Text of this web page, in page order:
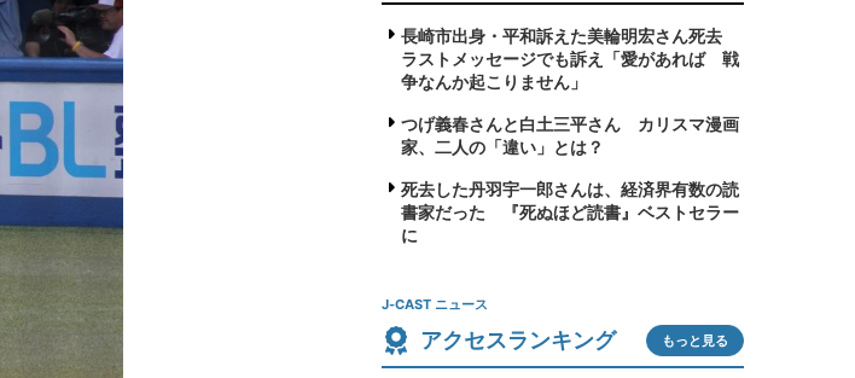
長崎市出身・平和訴えた美輪明宏さん死去
ラストメッセージでも訴え「愛があれば 戦
争なんか起こりません」
つげ義春さんと白土三平さん カリスマ漫画
家、二人の「違い」とは？
死去した丹羽宇一郎さんは、経済界有数の読
書家だった 『死ぬほど読書』ベストセラー
に
J-CAST ニュース
アクセスランキング もっと見る